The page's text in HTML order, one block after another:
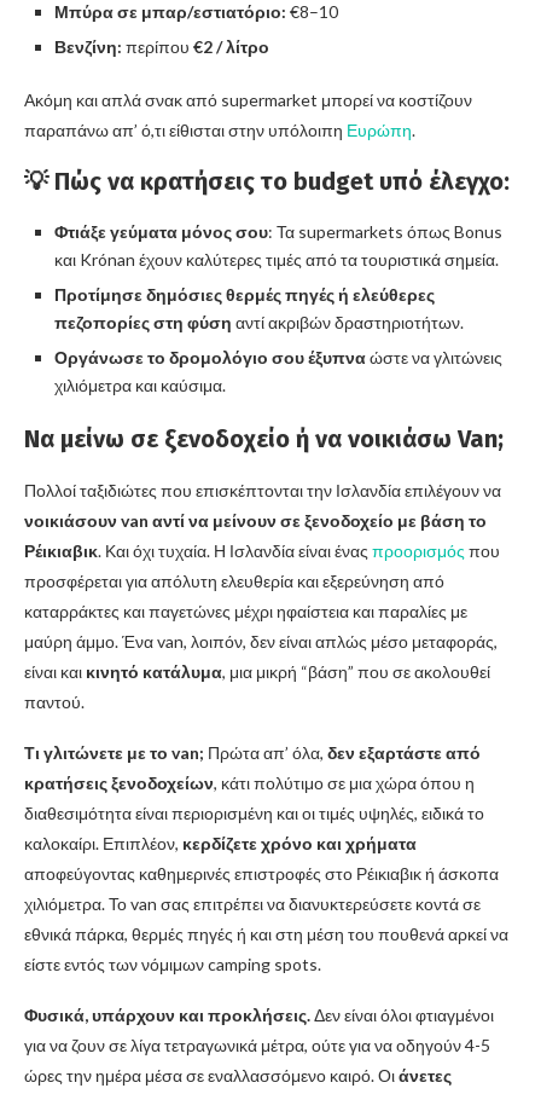
Μπύρα σε μπαρ/εστιατόριο: €8–10
Βενζίνη: περίπου €2 / λίτρο
Ακόμη και απλά σνακ από supermarket μπορεί να κοστίζουν
παραπάνω απ’ ό,τι είθισται στην υπόλοιπη Ευρώπη.
💡 Πώς να κρατήσεις το budget υπό έλεγχο:
Φτιάξε γεύματα μόνος σου: Τα supermarkets όπως Bonus
και Krónan έχουν καλύτερες τιμές από τα τουριστικά σημεία.
Προτίμησε δημόσιες θερμές πηγές ή ελεύθερες
πεζοπορίες στη φύση αντί ακριβών δραστηριοτήτων.
Οργάνωσε το δρομολόγιο σου έξυπναώστε να γλιτώνεις
χιλιόμετρα και καύσιμα.
Να μείνω σε ξενοδοχείο ή να νοικιάσω Van;
Πολλοί ταξιδιώτες που επισκέπτονται την Ισλανδία επιλέγουν να
νοικιάσουν van αντί να μείνουν σε ξενοδοχείο με βάση το
Ρέικιαβικ. Και όχι τυχαία. Η Ισλανδία είναι ένας προορισμός που
προσφέρεται για απόλυτη ελευθερία και εξερεύνηση από
καταρράκτες και παγετώνες μέχρι ηφαίστεια και παραλίες με
μαύρη άμμο. Ένα van, λοιπόν, δεν είναι απλώς μέσο μεταφοράς,
είναι και κινητό κατάλυμα, μια μικρή “βάση” που σε ακολουθεί
παντού.
Τι γλιτώνετε με το van; Πρώτα απ’ όλα, δεν εξαρτάστε από
κρατήσεις ξενοδοχείων, κάτι πολύτιμο σε μια χώρα όπου η
διαθεσιμότητα είναι περιορισμένη και οι τιμές υψηλές, ειδικά το
καλοκαίρι. Επιπλέον, κερδίζετε χρόνο και χρήματα
αποφεύγοντας καθημερινές επιστροφές στο Ρέικιαβικ ή άσκοπα
χιλιόμετρα. Το van σας επιτρέπει να διανυκτερεύσετε κοντά σε
εθνικά πάρκα, θερμές πηγές ή και στη μέση του πουθενά αρκεί να
είστε εντός των νόμιμων camping spots.
Φυσικά, υπάρχουν και προκλήσεις.Δεν είναι όλοι φτιαγμένοι
για να ζουν σε λίγα τετραγωνικά μέτρα, ούτε για να οδηγούν 4-5
ώρες την ημέρα μέσα σε εναλλασσόμενο καιρό. Οιάνετες